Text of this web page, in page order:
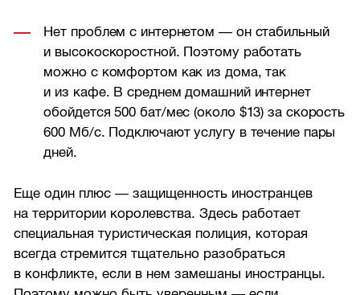
Нет проблем с интернетом — он стабильный
и высокоскоростной. Поэтому работать
можно с комфортом как из дома, так
и из кафе. В среднем домашний интернет
обойдется 500 бат/мес (около $13) за скорость
600 Мб/с. Подключают услугу в течение пары
дней.
Еще один плюс — защищенность иностранцев
на территории королевства. Здесь работает
специальная туристическая полиция, которая
всегда стремится тщательно разобраться
в конфликте, если в нем замешаны иностранцы.